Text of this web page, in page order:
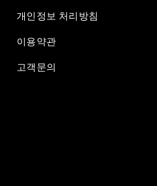
개인정보 처리방침
이용약관
고객문의